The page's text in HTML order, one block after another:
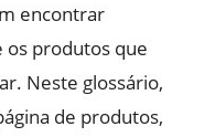
encontrar
os produtos que
Neste glossário,
de produtos,